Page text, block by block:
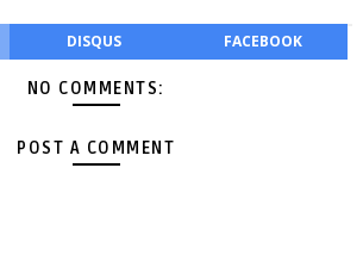
DISQUS FACEBOOK
NO COMMENTS:
POST A COMMENT